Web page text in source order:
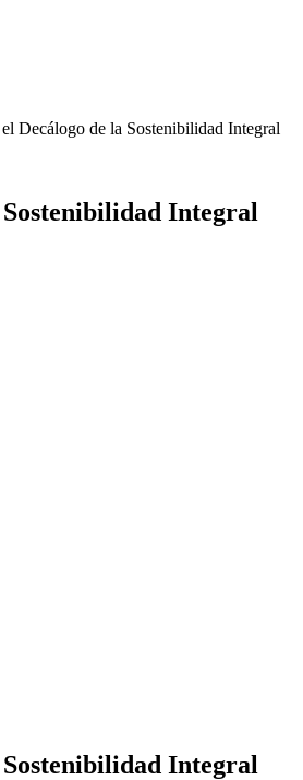
Decálogo de la Sostenibilidad Integral
Sostenibilidad Integral
Sostenibilidad Integral